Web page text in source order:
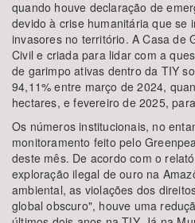
quando houve declaração de
devido à crise humanitária que se
invasores no território. A Casa de
Civil e criada para lidar com a
de garimpo ativas dentro da TIY
94,11% entre março de 2024,
hectares, e fevereiro de 2025,
Os números institucionais, no
monitoramento feito pelo
deste mês. De acordo com o
exploração ilegal de ouro na
ambiental, as violações dos
global obscuro", houve uma